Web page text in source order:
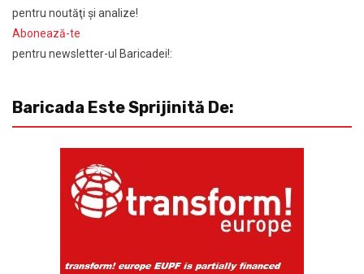
pentru noutăţi şi analize!
Abonează-te
pentru newsletter-ul Baricadei!:
Baricada Este Sprijinită De: